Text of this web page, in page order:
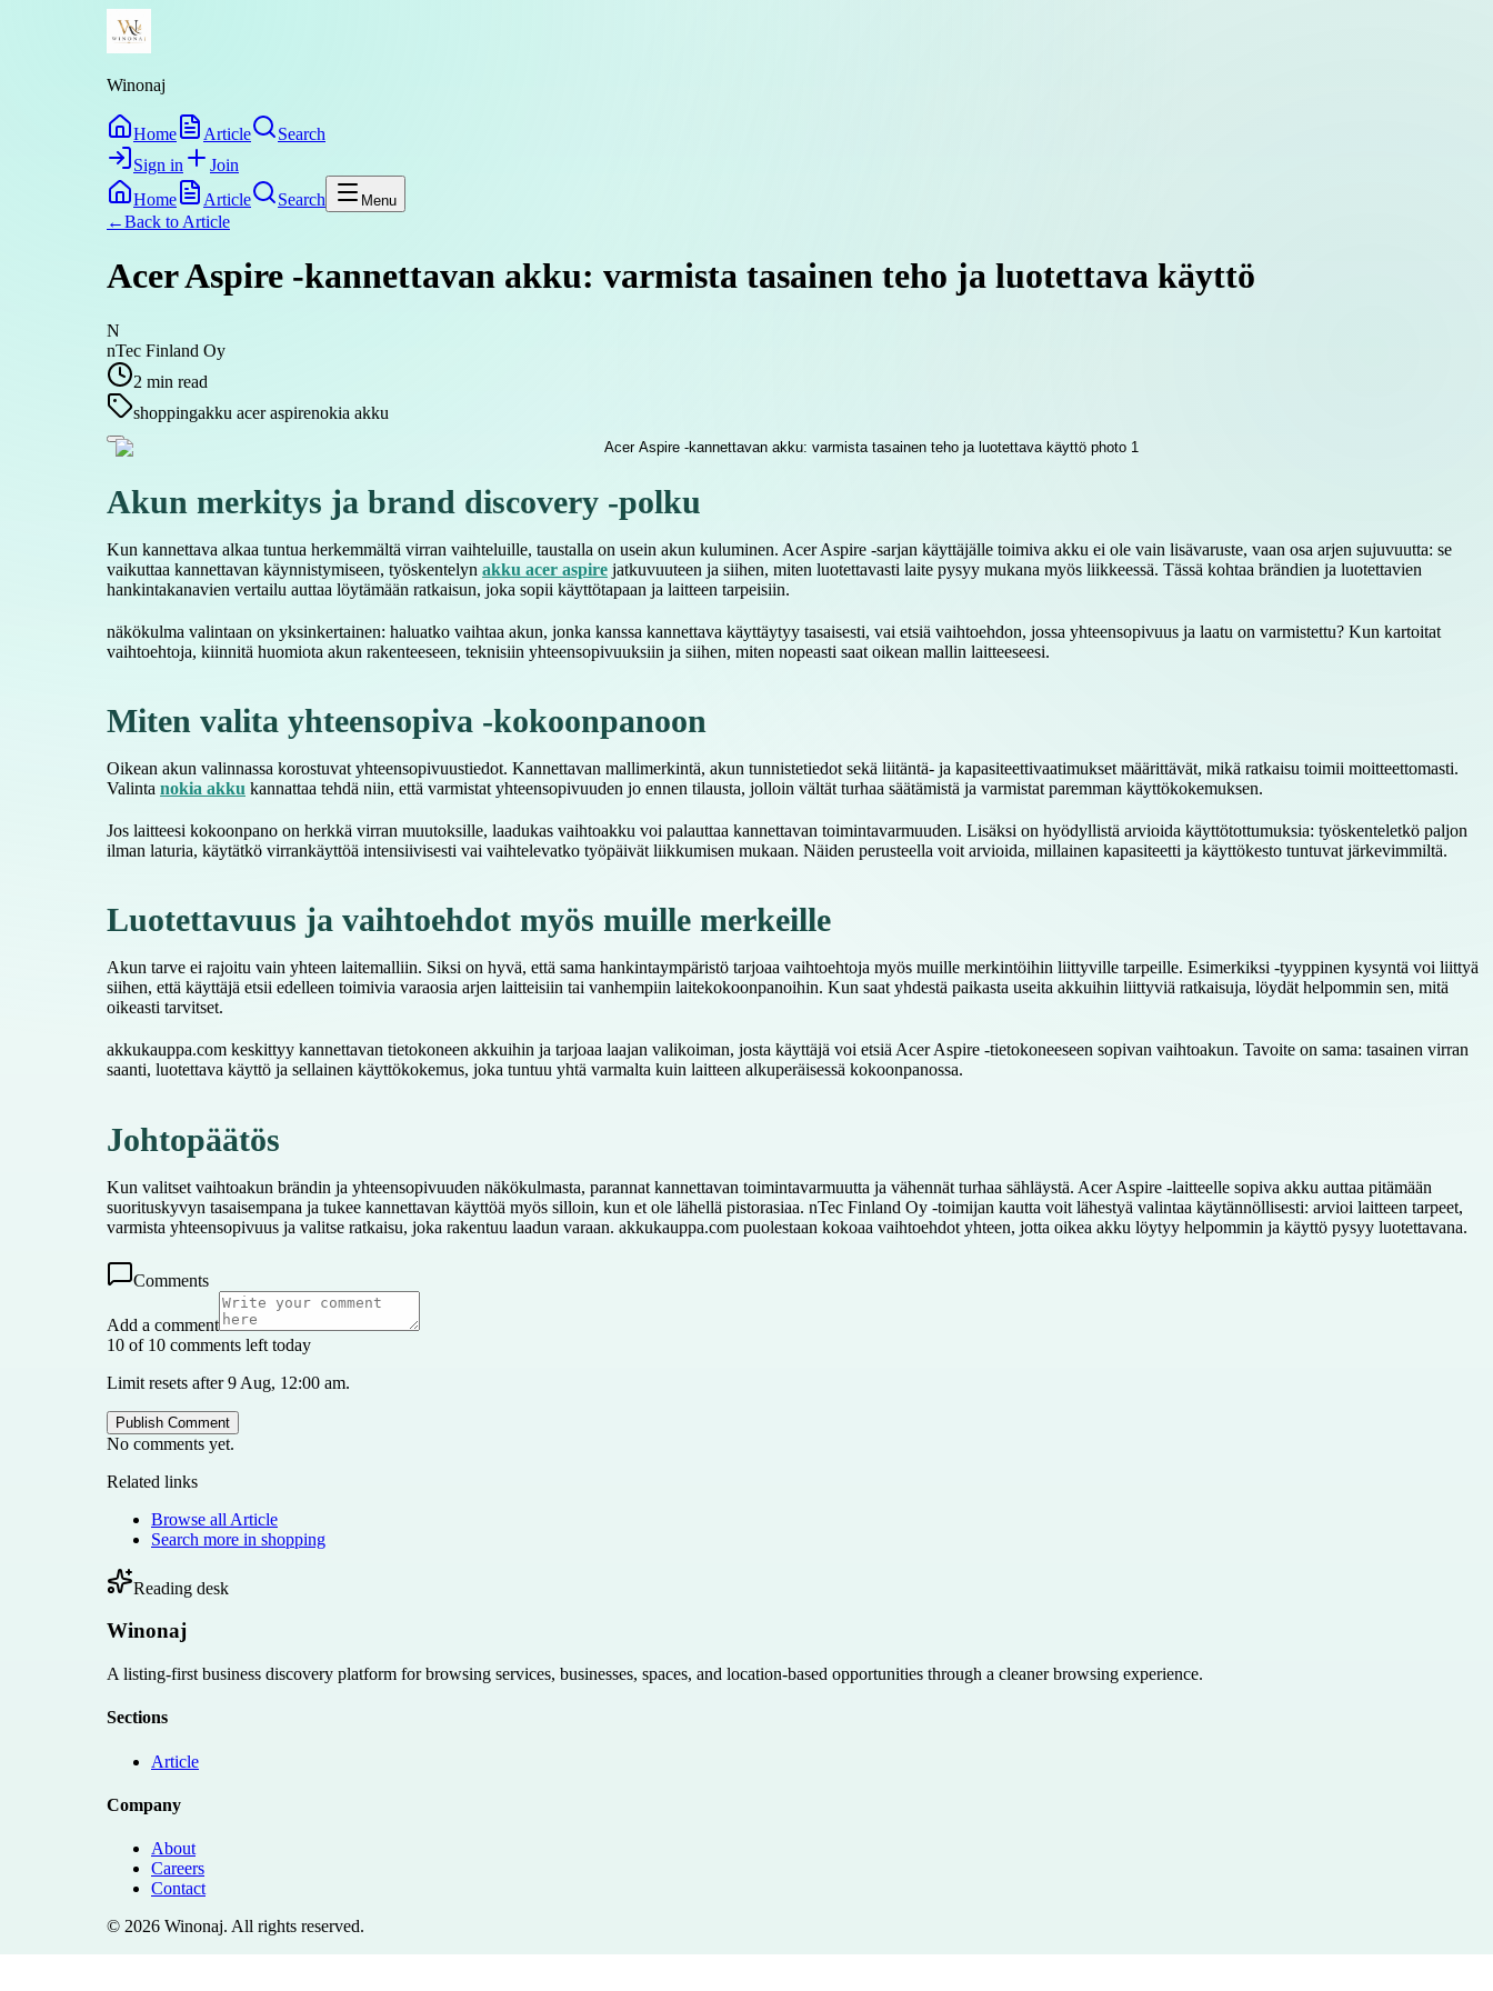
Winonaj
Home Article
Search
Sign in
Join
Home
Article Search Menu
←Back to Article
Acer Aspire -kannettavan akku: varmista tasainen teho ja luotettava käyttö
N
nTec Finland Oy
2 min read
shoppingakku acer aspirenokia akku
Akun merkitys ja brand discovery -polku
Kun kannettava alkaa tuntua herkemmältä virran vaihteluille, taustalla on usein akun kuluminen. Acer Aspire -sarjan käyttäjälle toimiva akku ei ole vain lisävaruste, vaan osa arjen sujuvuutta: se
vaikuttaa kannettavan käynnistymiseen, työskentelyn akku acer aspire jatkuvuuteen ja siihen, miten luotettavasti laite pysyy mukana myös liikkeessä. Tässä kohtaa brändien ja luotettavien
hankintakanavien vertailu auttaa löytämään ratkaisun, joka sopii käyttötapaan ja laitteen tarpeisiin.
näkökulma valintaan on yksinkertainen: haluatko vaihtaa akun, jonka kanssa kannettava käyttäytyy tasaisesti, vai etsiä vaihtoehdon, jossa yhteensopivuus ja laatu on varmistettu? Kun kartoitat
vaihtoehtoja, kiinnitä huomiota akun rakenteeseen, teknisiin yhteensopivuuksiin ja siihen, miten nopeasti saat oikean mallin laitteeseesi.
Miten valita yhteensopiva -kokoonpanoon
Oikean akun valinnassa korostuvat yhteensopivuustiedot. Kannettavan mallimerkintä, akun tunnistetiedot sekä liitäntä- ja kapasiteettivaatimukset määrittävät, mikä ratkaisu toimii moitteettomasti.
Valinta nokia akku kannattaa tehdä niin, että varmistat yhteensopivuuden jo ennen tilausta, jolloin vältät turhaa säätämistä ja varmistat paremman käyttökokemuksen.
Jos laitteesi kokoonpano on herkkä virran muutoksille, laadukas vaihtoakku voi palauttaa kannettavan toimintavarmuuden. Lisäksi on hyödyllistä arvioida käyttötottumuksia: työskenteletkö paljon
ilman laturia, käytätkö virrankäyttöä intensiivisesti vai vaihtelevatko työpäivät liikkumisen mukaan. Näiden perusteella voit arvioida, millainen kapasiteetti ja käyttökesto tuntuvat järkevimmiltä.
Luotettavuus ja vaihtoehdot myös muille merkeille
Akun tarve ei rajoitu vain yhteen laitemalliin. Siksi on hyvä, että sama hankintaympäristö tarjoaa vaihtoehtoja myös muille merkintöihin liittyville tarpeille. Esimerkiksi -tyyppinen kysyntä voi liittyä
siihen, että käyttäjä etsii edelleen toimivia varaosia arjen laitteisiin tai vanhempiin laitekokoonpanoihin. Kun saat yhdestä paikasta useita akkuihin liittyviä ratkaisuja, löydät helpommin sen, mitä
oikeasti tarvitset.
akkukauppa.com keskittyy kannettavan tietokoneen akkuihin ja tarjoaa laajan valikoiman, josta käyttäjä voi etsiä Acer Aspire -tietokoneeseen sopivan vaihtoakun. Tavoite on sama: tasainen virran
saanti, luotettava käyttö ja sellainen käyttökokemus, joka tuntuu yhtä varmalta kuin laitteen alkuperäisessä kokoonpanossa.
Johtopäätös
Kun valitset vaihtoakun brändin ja yhteensopivuuden näkökulmasta, parannat kannettavan toimintavarmuutta ja vähennät turhaa sähläystä. Acer Aspire -laitteelle sopiva akku auttaa pitämään
suorituskyvyn tasaisempana ja tukee kannettavan käyttöä myös silloin, kun et ole lähellä pistorasiaa. nTec Finland Oy -toimijan kautta voit lähestyä valintaa käytännöllisesti: arvioi laitteen tarpeet,
varmista yhteensopivuus ja valitse ratkaisu, joka rakentuu laadun varaan. akkukauppa.com puolestaan kokoaa vaihtoehdot yhteen, jotta oikea akku löytyy helpommin ja käyttö pysyy luotettavana.
Comments
Add a comment
10 of 10 comments left today
Limit resets after 9 Aug, 12:00 am.
Publish Comment
No comments yet.
Related links
Browse all Article
Search more in shopping
Reading desk
Winonaj
A listing-first business discovery platform for browsing services, businesses, spaces, and location-based opportunities through a cleaner browsing experience.
Sections
Article
Company
About
Careers
Contact
© 2026 Winonaj. All rights reserved.